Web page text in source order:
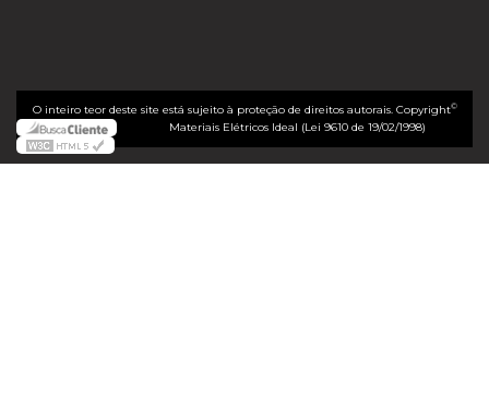
O inteiro teor deste site está sujeito à proteção de direitos autorais. Copyright©
Materiais Elétricos Ideal (Lei 9610 de 19/02/1998)